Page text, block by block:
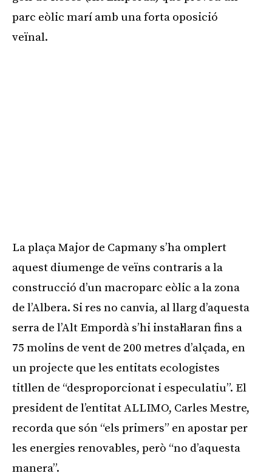
parc eòlic marí amb una forta oposició
veïnal.
La plaça Major de Capmany s’ha omplert
aquest diumenge de veïns contraris a la
construcció d’un macroparc eòlic a la zona
de l’Albera. Si res no canvia, al llarg d’aquesta
serra de l’Alt Empordà s’hi instal·laran fins a
75 molins de vent de 200 metres d’alçada, en
un projecte que les entitats ecologistes
titllen de “desproporcionat i especulatiu”. El
president de l’entitat ALLIMO, Carles Mestre,
recorda que són “els primers” en apostar per
les energies renovables, però “no d’aquesta
manera”.